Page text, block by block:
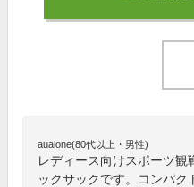
aualone(80代以上・男性)
レディース向けスポーツ観
ックサックです。コンパク